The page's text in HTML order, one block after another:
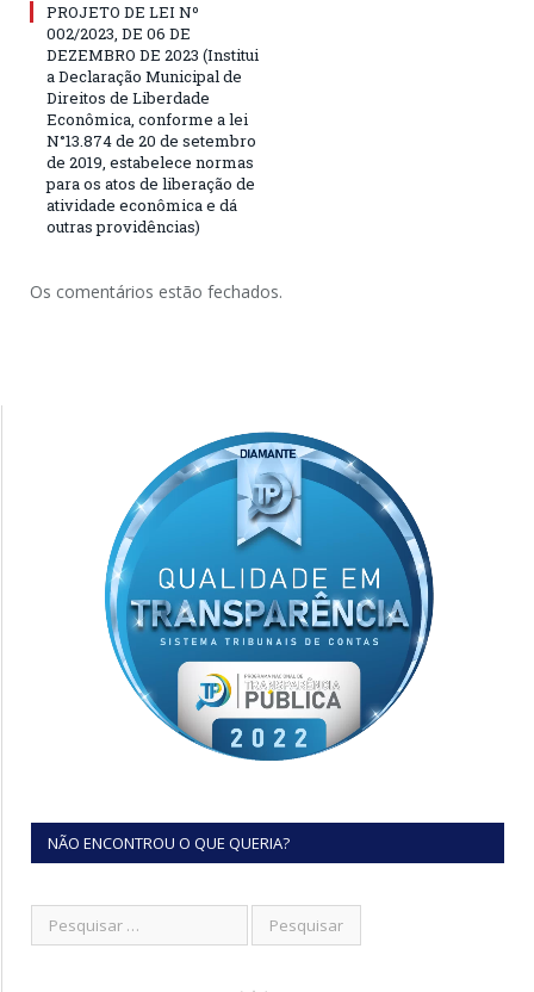
PROJETO DE LEI Nº
002/2023, DE 06 DE
DEZEMBRO DE 2023 (Institui
a Declaração Municipal de
Direitos de Liberdade
Econômica, conforme a lei
N°13.874 de 20 de setembro
de 2019, estabelece normas
para os atos de liberação de
atividade econômica e dá
outras providências)
Os comentários estão fechados.
NÃO ENCONTROU O QUE QUERIA?